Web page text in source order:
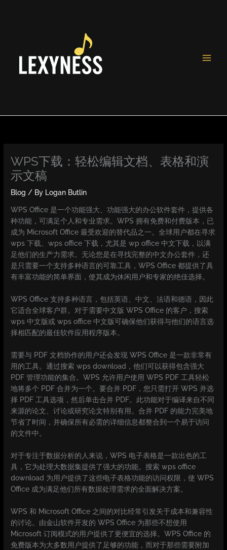
WPS下载：轻松编辑文档、表格和演
示文稿
Blog / By Logan Butlin
WPS Office 是一个功能强大、功能强大的办公软件套件，提供各
种功能，可满足个人和专业需求。WPS 拥有免费和付费版本，已
成为 Microsoft Office 最受欢迎的替代品之一。全球用户都在寻求
wps 下载、wps office 下载，尤其是 wp office 中文下载，以满
足他们的生产力需求。无论您是在寻找完整的中文办公套件，还
是只需要一个支持多种语言的可靠工具，WPS Office 都提供了具
有丰富功能的简单界面，使其成为休闲用户和专家的绝佳选择。
WPS Office 支持多种语言，包括英语、中文、法语和德语，因此
它适合全球客户群。对于需要中文版 WPS Office 的客户，搜索
wps 中文版或 wps office 中文版可确保他们获得与他们的语言选
择相匹配的最佳软件应用程序版本。
需要与 PDF 文档协作的用户还会发现 WPS Office 是一款非常有
用的工具。通过搜索 wps download，他们可以获得包含强大
PDF 管理功能的集合。WPS 允许用户使用 WPS PDF 工具轻松
地将多个 PDF 合并为一个。要合并 PDF，您只需打开 WPS 并选
择 PDF 工具选项，然后单击合并 PDF。此功能对于编译来自不同
来源的论文、讨论或研究论文特别有用。合并 PDF 的能力完美地
节省了时间，并确保所有必需的详细信息都整合到一个易于访问
的文件中。
对于专注于数据分析的人来说，WPS 电子表格是一款出色的工
具，它为处理大数据集提供了强大的功能。搜索 wps office
download 为用户提供了这些电子表格功能的访问权限，使 WPS
Office 成为满足他们所有数据处理需求的全面解决方案。
WPS 和 Microsoft Office 之间的对比经常引发关于成本和兼容性
的讨论。由金山软件开发的 WPS Office 为那些不想使用
Microsoft 订阅模式的用户提供了更便宜的选择。WPS Office 的
免费版本为大多数用户提供了足够的功能，而对于那些需要附加